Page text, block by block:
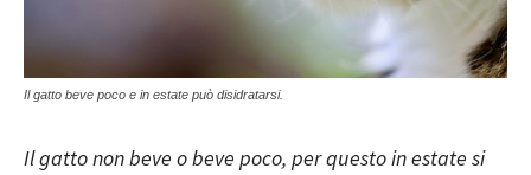
Il gatto beve poco e in estate può disidratarsi.
Il gatto non beve o beve poco, per questo in estate si